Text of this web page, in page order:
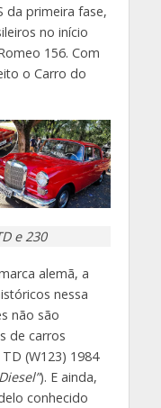
da primeira fase,
no início
156. Com
o Carro do
e 230
alemã, a
nessa
não são
de carros
(W123) 1984
). E ainda,
conhecido